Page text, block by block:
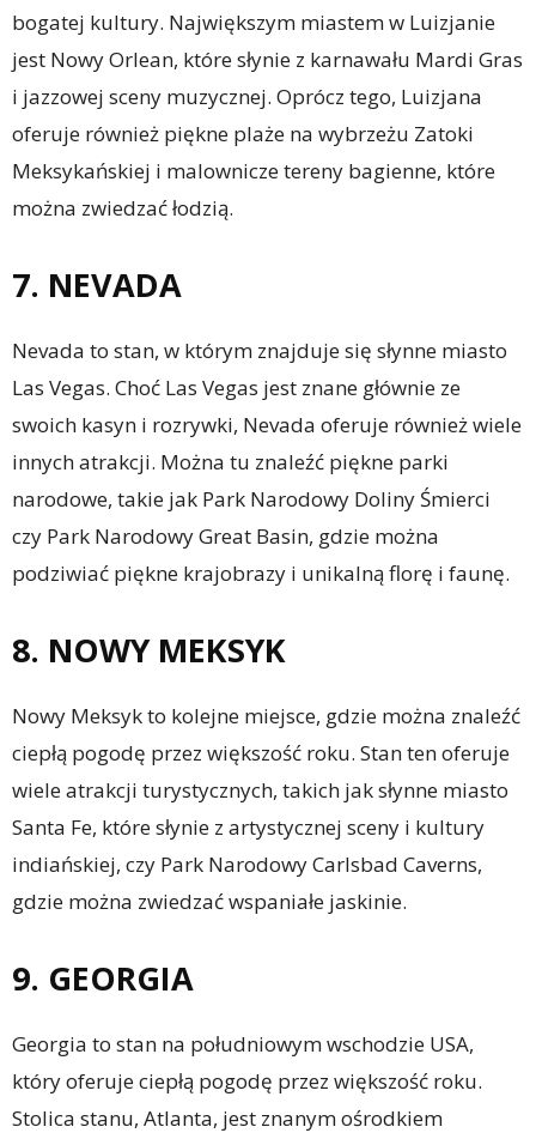
bogatej kultury. Największym miastem w Luizjanie
jest Nowy Orlean, które słynie z karnawału Mardi Gras
i jazzowej sceny muzycznej. Oprócz tego, Luizjana
oferuje również piękne plaże na wybrzeżu Zatoki
Meksykańskiej i malownicze tereny bagienne, które
można zwiedzać łodzią.
7. NEVADA
Nevada to stan, w którym znajduje się słynne miasto
Las Vegas. Choć Las Vegas jest znane głównie ze
swoich kasyn i rozrywki, Nevada oferuje również wiele
innych atrakcji. Można tu znaleźć piękne parki
narodowe, takie jak Park Narodowy Doliny Śmierci
czy Park Narodowy Great Basin, gdzie można
podziwiać piękne krajobrazy i unikalną florę i faunę.
8. NOWY MEKSYK
Nowy Meksyk to kolejne miejsce, gdzie można znaleźć
ciepłą pogodę przez większość roku. Stan ten oferuje
wiele atrakcji turystycznych, takich jak słynne miasto
Santa Fe, które słynie z artystycznej sceny i kultury
indiańskiej, czy Park Narodowy Carlsbad Caverns,
gdzie można zwiedzać wspaniałe jaskinie.
9. GEORGIA
Georgia to stan na południowym wschodzie USA,
który oferuje ciepłą pogodę przez większość roku.
Stolica stanu, Atlanta, jest znanym ośrodkiem